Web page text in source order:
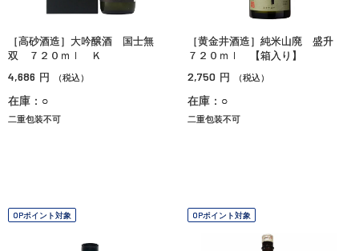
［高砂酒造］大吟醸酒 国士無
双 ７２０ｍｌ Ｋ
4,686 円 （税込）
在庫：○
二重包装不可
［黄金井酒造］純米山廃 盛升
７２０ｍｌ 【箱入り】
2,750 円 （税込）
在庫：○
二重包装不可
OPポイント対象 OPポイント対象